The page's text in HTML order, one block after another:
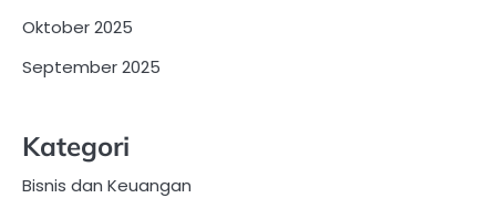
Oktober 2025
September 2025
Kategori
Bisnis dan Keuangan